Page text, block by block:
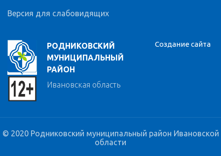
РОДНИКОВСКИЙ
МУНИЦИПАЛЬНЫЙ
РАЙОН
Ивановская область
Версия для слабовидящих
Создание сайта
© 2020 Родниковский муниципальный район Ивановской
области